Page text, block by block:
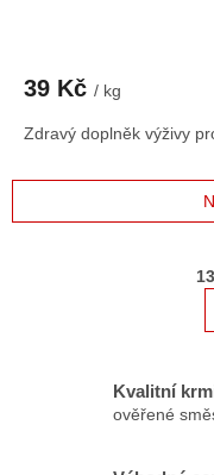
39 Kč / kg
Zdravý doplněk výživy
13
Kvalitní
ověřené